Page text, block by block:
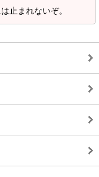
止まれないぞ。